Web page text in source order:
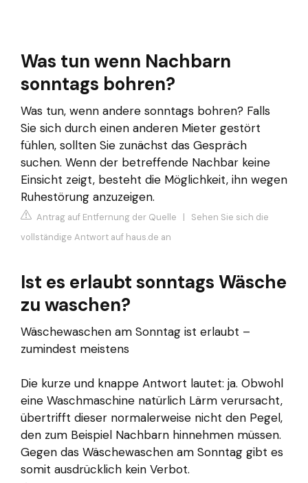
Was tun wenn Nachbarn
sonntags bohren?
Was tun, wenn andere sonntags bohren? Falls
Sie sich durch einen anderen Mieter gestört
fühlen, sollten Sie zunächst das Gespräch
suchen. Wenn der betreffende Nachbar keine
Einsicht zeigt, besteht die Möglichkeit, ihn wegen
Ruhestörung anzuzeigen.
Antrag auf Entfernung der Quelle | Sehen Sie sich die
vollständige Antwort auf haus.de an
Ist es erlaubt sonntags Wäsche
zu waschen?
Wäschewaschen am Sonntag ist erlaubt –
zumindest meistens
Die kurze und knappe Antwort lautet: ja. Obwohl
eine Waschmaschine natürlich Lärm verursacht,
übertrifft dieser normalerweise nicht den Pegel,
den zum Beispiel Nachbarn hinnehmen müssen.
Gegen das Wäschewaschen am Sonntag gibt es
somit ausdrücklich kein Verbot.